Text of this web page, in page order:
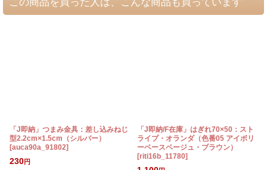
「J即納」つまみ金具：差し込みねじ
型2.2cm×1.5cm（シルバー）
[auca90a_91802]
230円
「J即納/F在庫」はぎれ70×50：スト
ライプ・オランダ（色番05 アイボリ
ーベースベージュ・ブラウン）
[riti16b_11780]